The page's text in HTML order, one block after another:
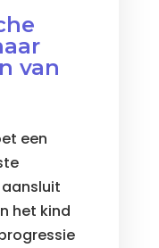
van
een
het kind